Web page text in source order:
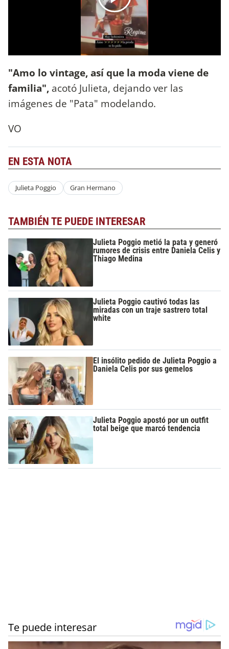
"Amo lo vintage, así que la moda viene de
familia", acotó Julieta, dejando ver las
imágenes de "Pata" modelando.
VO
EN ESTA NOTA
Julieta Poggio Gran Hermano
TAMBIÉN TE PUEDE INTERESAR
Julieta Poggio metió la pata y generó
rumores de crisis entre Daniela Celis y
Thiago Medina
Julieta Poggio cautivó todas las
miradas con un traje sastrero total
white
El insólito pedido de Julieta Poggio a
Daniela Celis por sus gemelos
Julieta Poggio apostó por un outfit
total beige que marcó tendencia